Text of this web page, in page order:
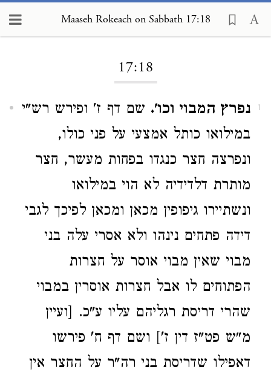
Maaseh Rokeach on Sabbath 17:18
17:18
1 נפרץ המבוי וכו'. שם דף ז' ופירש רש"י
במילואו כותל אמצעי על פני כולו,
ונפרצה חצר כנגדו בפחות מעשר, חצר
מותרת דלדידיה לא הוי במילואו
ונשתיירו גיפופין מכאן ומכאן לפיכך לגבי
דידה פתחים נינהו ולא אסרי עלה בני
מבוי שאין מבוי אוסר על חצרות
הפתוחים לו אבל חצרות אוסרין במבוי
שהרי דריסת רגליהם עליו ע"כ. [ועיין
מ"ש פט"ז דין ז'] ושם דף ח' פירשו
דאפילו שדריסת בני רה"ר על החצר אין